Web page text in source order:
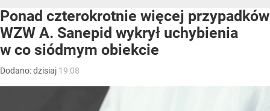
Ponad czterokrotnie więcej przypadków
WZW A. Sanepid wykrył uchybienia
w co siódmym obiekcie
Dodano:dzisiaj 19:08